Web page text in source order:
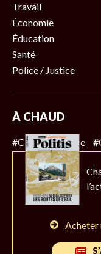
Travail
Économie
Éducation
Santé
Police / Justice
À CHAUD
#Climat #Police
Acheter